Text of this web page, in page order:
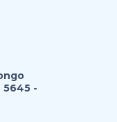
5645 -